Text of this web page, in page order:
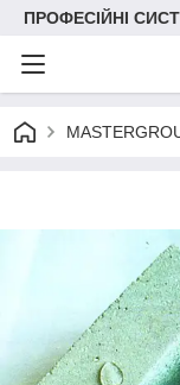
ПРОФЕСІЙНІ